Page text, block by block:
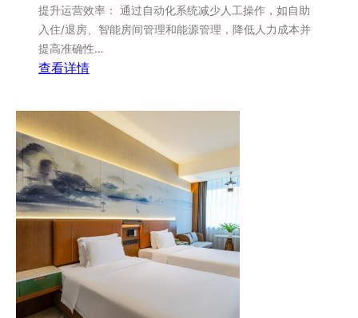
提升运营效率： 通过自动化系统减少人工操作，如自助
入住/退房、智能房间管理和能源管理，降低人力成本并
提高准确性…
查看详情：
技
术
如
何
改
变
酒
店
业